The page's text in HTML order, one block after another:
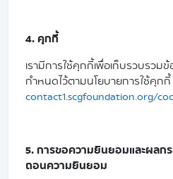
4. คุกกี้
เรามีการใช้คุกกี้เพื่อเก็บรวบรว
กำหนดไว้ตามนโยบายการใช้คุกกี้
contact1.scgfoundation.org/
5. การขอความยินยอมและผลก
ถอนความยินยอม